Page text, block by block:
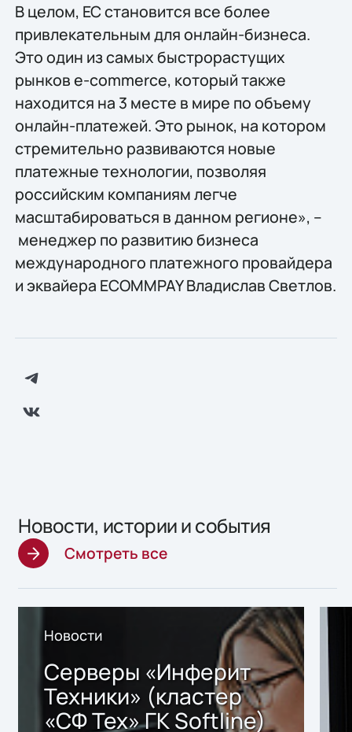
В целом, ЕС становится все более
привлекательным для онлайн-бизнеса.
Это один из самых быстрорастущих
рынков e-commerce, который также
находится на 3 месте в мире по объему
онлайн-платежей. Это рынок, на котором
стремительно развиваются новые
платежные технологии, позволяя
российским компаниям легче
масштабироваться в данном регионе», –
менеджер по развитию бизнеса
международного платежного провайдера
и эквайера ECOMMPAY Владислав Светлов.
Новости, истории и события
Смотреть все
Новости
Серверы «Инферит
Техники» (кластер
«СФ Тех» ГК Softline)